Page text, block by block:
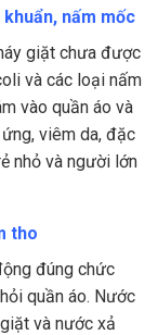
nấm mốc
giặt chưa được
và các loại nấm
vào quần áo và
viêm da, đặc
nhỏ và người lớn
tho
đúng chức
quần áo. Nước
và nước xả